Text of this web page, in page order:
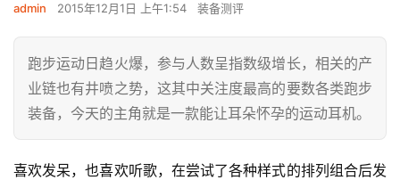
admin 2015年12月1日 上午1:54 装备测评
跑步运动日趋火爆，参与人数呈指数级增长，相关的产
业链也有井喷之势，这其中关注度最高的要数各类跑步
装备，今天的主角就是一款能让耳朵怀孕的运动耳机。
喜欢发呆，也喜欢听歌，在尝试了各种样式的排列组合后发